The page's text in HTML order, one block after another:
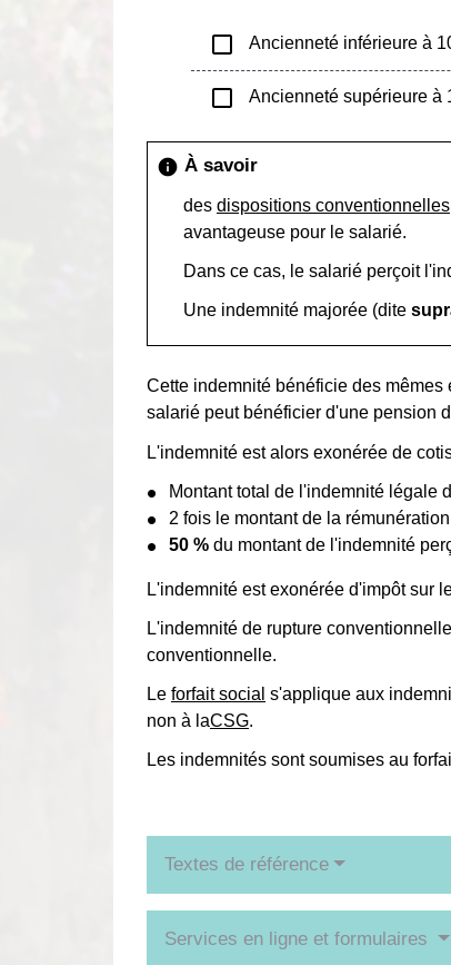
check_box_outline_blank Ancienneté inférieure à
check_box_outline_blank Ancienneté supérieure à
info À savoir
des dispositions conventionnelles
avantageuse pour le salarié.
Dans ce cas, le salarié perçoit
Une indemnité majorée (dite
Cette indemnité bénéficie des
salarié peut bénéficier d'une pension
L'indemnité est alors exonérée de
Montant total de l'indemnité légale
2 fois le montant de la
50 % du montant de l'indemnité
L'indemnité est exonérée d'impôt sur
L'indemnité de rupture
conventionnelle.
Le forfait social s'applique aux
non à laCSG.
Les indemnités sont soumises au
Textes de référence
Services en ligne et formulaires